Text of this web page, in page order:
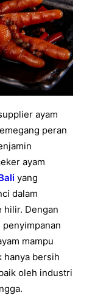
ayam
peran
ayam
yang
dalam
hilir. Dengan
mampu
hanya bersih
oleh industri